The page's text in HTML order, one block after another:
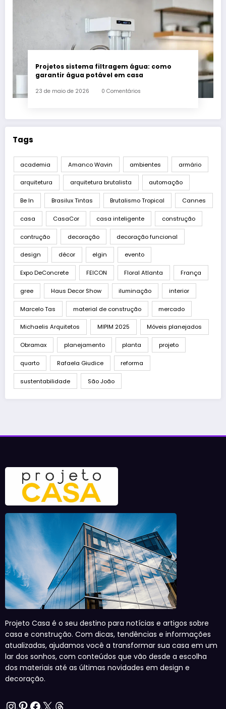
Projetos sistema filtragem água: como
garantir água potável em casa
23 de maio de 2026 0 Comentários
Tags
academia Amanco Wavin ambientes armário
arquitetura arquitetura brutalista automação
Be In Brasilux Tintas Brutalismo Tropical Cannes
casa CasaCor casa inteligente construção
contrução decoração decoração funcional
design décor elgin evento
Expo DeConcrete FEICON Floral Atlanta França
gree Haus Decor Show iluminação interior
Marcelo Tas material de construção mercado
Michaelis Arquitetos MIPIM 2025 Móveis planejados
Obramax planejamento planta projeto
quarto Rafaela Giudice reforma
sustentabilidade São João
Projeto Casa é o seu destino para notícias e artigos sobre
casa e construção. Com dicas, tendências e informações
atualizadas, ajudamos você a transformar sua casa em um
lar dos sonhos, com conteúdos que vão desde a escolha
dos materiais até as últimas novidades em design e
decoração.
Instagram
Pinterest
Facebook
X Threads